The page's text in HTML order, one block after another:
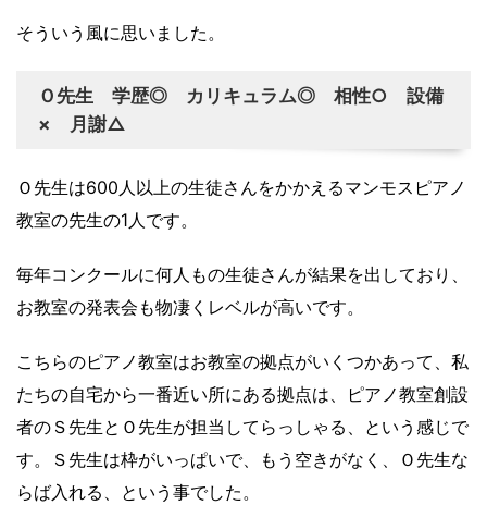
そういう風に思いました。
Ｏ先生 学歴◎ カリキュラム◎ 相性○ 設備
× 月謝△
Ｏ先生は600人以上の生徒さんをかかえるマンモスピアノ
教室の先生の1人です。
毎年コンクールに何人もの生徒さんが結果を出しており、
お教室の発表会も物凄くレベルが高いです。
こちらのピアノ教室はお教室の拠点がいくつかあって、私
たちの自宅から一番近い所にある拠点は、ピアノ教室創設
者のＳ先生とＯ先生が担当してらっしゃる、という感じで
す。Ｓ先生は枠がいっぱいで、もう空きがなく、Ｏ先生な
らば入れる、という事でした。